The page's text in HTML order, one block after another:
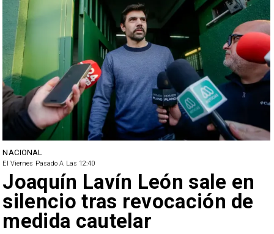
NACIONAL
El Viernes Pasado A Las 12:40
Joaquín Lavín León sale en
silencio tras revocación de
medida cautelar